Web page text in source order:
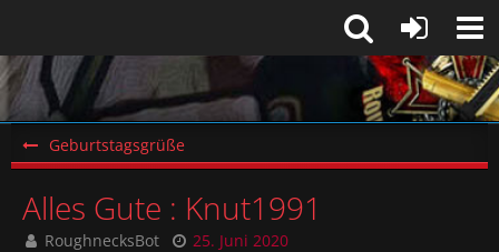
Geburtstagsgrüße
Alles Gute : Knut1991
RoughnecksBot 25. Juni 2020